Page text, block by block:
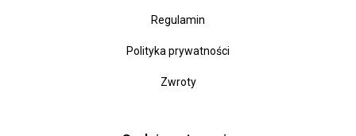
Regulamin
Polityka prywatności
Zwroty